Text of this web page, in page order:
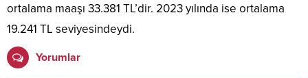
ortalama maaşı 33.381 TL’dir. 2023 yılında ise ortalama
19.241 TL seviyesindeydi.
Yorumlar